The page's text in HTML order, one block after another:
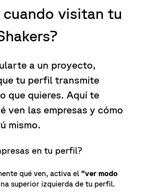
cuando visitan tu
a un proyecto,
tu perfil transmite
que quieres. Aquí te
ven las empresas y cómo
mismo.
en tu perfil?
qué ven, activa el "ver modo
superior izquierda de tu perfil.